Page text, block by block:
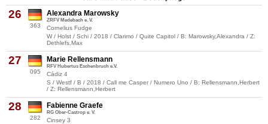
26
363
Alexandra Marowsky
ZRFV Medebach e. V.
Cornelius Fudge
W / Holst / Schi / 2018 / Clarimo / Quite Capitol / B: Marowsky,Alexandra / Z:
Dethlefs,Max
27
095
Marie Rellensmann
RFV Hubertus Eschenbruch e.V.
Cádiz 4
S / Westf / B / 2018 / Call me Casper / Numero Uno / B: Rellensmann,Herbert
/ Z: Rellensmann,Herbert
28
282
Fabienne Graefe
RG Ober-Castrop e. V.
Cinsey 3